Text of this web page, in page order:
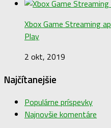
Xbox Game Streaming
Play
2 okt, 2019
Najčítanejšie
Populárne príspevky
Najnovšie komentáre